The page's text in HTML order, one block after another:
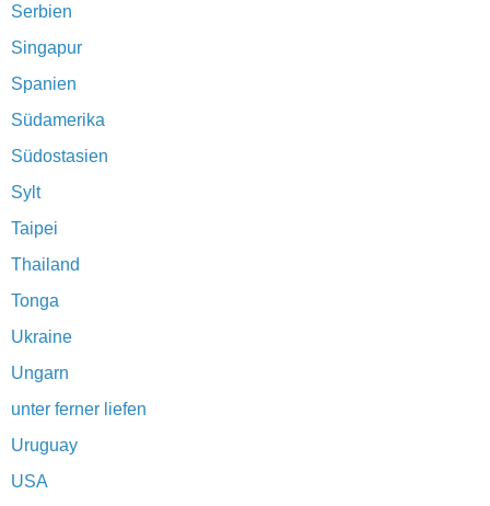
Serbien
Singapur
Spanien
Südamerika
Südostasien
Sylt
Taipei
Thailand
Tonga
Ukraine
Ungarn
unter ferner liefen
Uruguay
USA